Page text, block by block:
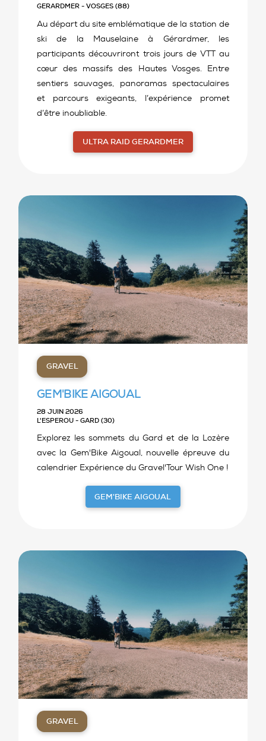
GERARDMER - VOSGES (88)
Au départ du site emblématique de la station de
ski de la Mauselaine à Gérardmer, les
participants découvriront trois jours de VTT au
cœur des massifs des Hautes Vosges. Entre
sentiers sauvages, panoramas spectaculaires
et parcours exigeants, l’expérience promet
d’être inoubliable.
ULTRA RAID GERARDMER
GRAVEL
GEM'BIKE AIGOUAL
28 JUIN 2026
L'ESPEROU - GARD (30)
Explorez les sommets du Gard et de la Lozère
avec la Gem'Bike Aigoual, nouvelle épreuve du
calendrier Expérience du Gravel'Tour Wish One !
GEM'BIKE AIGOUAL
GRAVEL